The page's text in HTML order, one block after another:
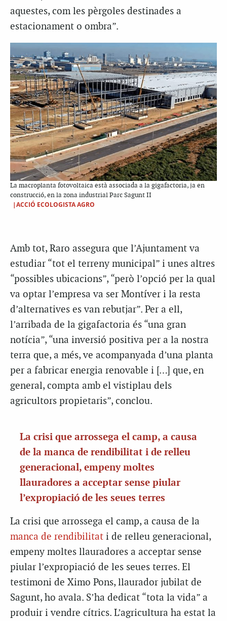
aquestes, com les pèrgoles destinades a
estacionament o ombra”.
La macroplanta fotovoltaica està associada a la gigafactoria, ja en
construcció, en la zona industrial Parc Sagunt II
|ACCIÓ ECOLOGISTA AGRO
Amb tot, Raro assegura que l’Ajuntament va
estudiar “tot el terreny municipal” i unes altres
“possibles ubicacions”, “però l’opció per la qual
va optar l’empresa va ser Montíver i la resta
d’alternatives es van rebutjar”. Per a ell,
l’arribada de la gigafactoria és “una gran
notícia”, “una inversió positiva per a la nostra
terra que, a més, ve acompanyada d’una planta
per a fabricar energia renovable i […] que, en
general, compta amb el vistiplau dels
agricultors propietaris”, conclou.
La crisi que arrossega el camp, a causa
de la manca de rendibilitat i de relleu
generacional, empeny moltes
llauradores a acceptar sense piular
l’expropiació de les seues terres
La crisi que arrossega el camp, a causa de la
manca de rendibilitat i de relleu generacional,
empeny moltes llauradores a acceptar sense
piular l’expropiació de les seues terres. El
testimoni de Ximo Pons, llaurador jubilat de
Sagunt, ho avala. S’ha dedicat “tota la vida” a
produir i vendre cítrics. L’agricultura ha estat la